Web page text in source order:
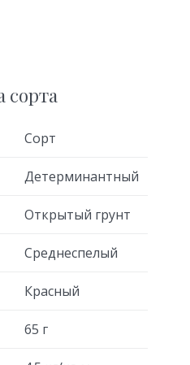
сорта
Сорт
Детерминантный
Открытый грунт
Среднеспелый
Красный
65 г